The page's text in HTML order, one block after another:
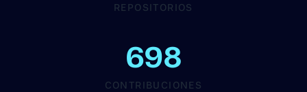
REPOSITORIOS
698
CONTRIBUCIONES